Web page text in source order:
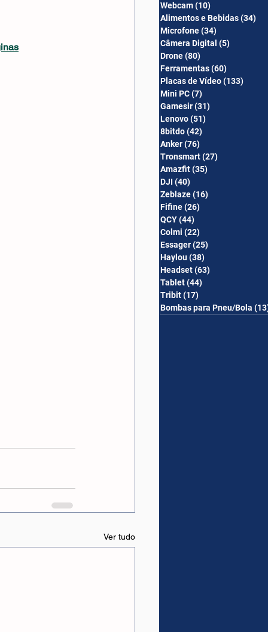
Ver tudo
Webcam(10)
Alimentos e Bebidas(34)
Microfone(34)
Câmera Digital (5)
Drone(80)
Ferramentas(60)
Placas de Vídeo(133)
Mini PC(7)
Gamesir(31)
Lenovo(51)
8bitdo(42)
Anker(76)
Tronsmart(27)
Amazfit(35)
DJI (40)
Zeblaze(16)
Fifine(26)
QCY(44)
Colmi (22)
Essager(25)
Haylou(38)
Headset(63)
Tablet(44)
Tribit(17)
Bombas para Pneu/Bola